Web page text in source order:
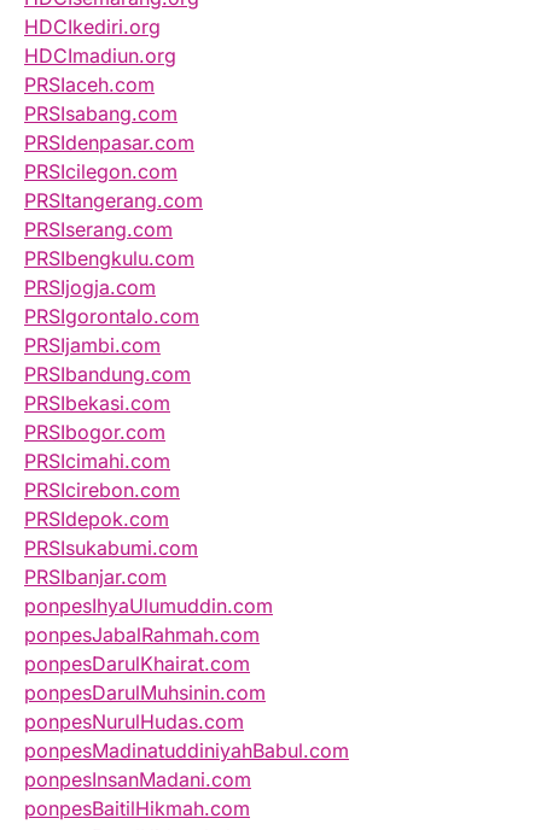
HDCIkediri.org
HDCImadiun.org
PRSIaceh.com
PRSIsabang.com
PRSIdenpasar.com
PRSIcilegon.com
PRSItangerang.com
PRSIserang.com
PRSIbengkulu.com
PRSIjogja.com
PRSIgorontalo.com
PRSIjambi.com
PRSIbandung.com
PRSIbekasi.com
PRSIbogor.com
PRSIcimahi.com
PRSIcirebon.com
PRSIdepok.com
PRSIsukabumi.com
PRSIbanjar.com
ponpesIhyaUlumuddin.com
ponpesJabalRahmah.com
ponpesDarulKhairat.com
ponpesDarulMuhsinin.com
ponpesNurulHudas.com
ponpesMadinatuddiniyahBabul.com
ponpesInsanMadani.com
ponpesBaitilHikmah.com